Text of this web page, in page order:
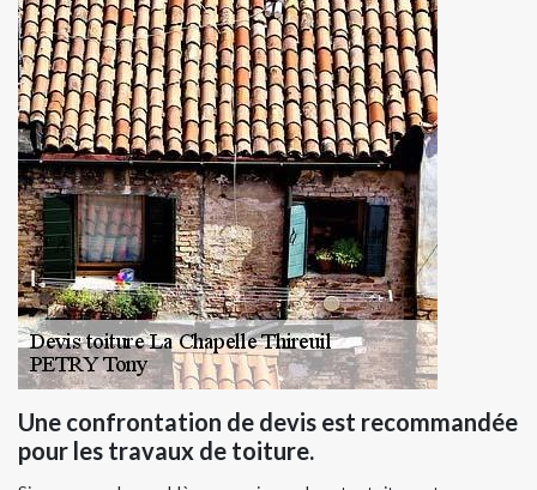
Une confrontation de devis est recommandée
pour les travaux de toiture.